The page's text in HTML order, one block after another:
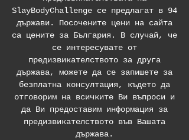
SlayBodyChallenge се предлагат в 94
държави. Посочените цени на сайта
са цените за България. В случай, че
се интересувате от
предизвикателството за друга
държава, можете да се запишете за
безплатна консултация, където да
отговорим на всичките Ви въпроси и
да Ви предоставим информация за
предизвикателството във Вашата
държава.